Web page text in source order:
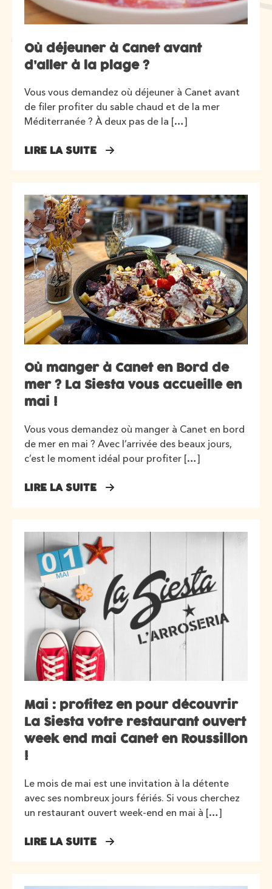
Où déjeuner à Canet avant
d’aller à la plage ?
Vous vous demandez où déjeuner à Canet avant
de filer profiter du sable chaud et de la mer
Méditerranée ? À deux pas de la […]
LIRE LA SUITE
Où manger à Canet en Bord de
mer ? La Siesta vous accueille en
mai !
Vous vous demandez où manger à Canet en bord
de mer en mai ? Avec l’arrivée des beaux jours,
c’est le moment idéal pour profiter […]
LIRE LA SUITE
Mai : profitez en pour découvrir
La Siesta votre restaurant ouvert
week end mai Canet en Roussillon
!
Le mois de mai est une invitation à la détente
avec ses nombreux jours fériés. Si vous cherchez
un restaurant ouvert week-end en mai à […]
LIRE LA SUITE